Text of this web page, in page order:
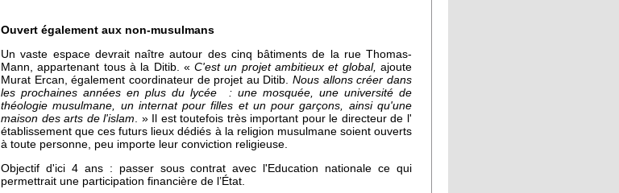
Ouvert également aux non-musulmans
Un vaste espace devrait naître autour des cinq bâtiments de la rue Thomas-
Mann, appartenant tous à la Ditib. «C'est un projet ambitieux et global, ajoute
Murat Ercan, également coordinateur de projet au Ditib.Nous allons créer dans
les prochaines années en plus du lycée : une mosquée, une université de
théologie musulmane, un internat pour filles et un pour garçons, ainsi qu'une
maison des arts de l'islam . » Il est toutefois très important pour le directeur de l'
établissement que ces futurs lieux dédiés à la religion musulmane soient ouverts
à toute personne, peu importe leur conviction religieuse.
Objectif d'ici 4 ans : passer sous contrat avec l'Education nationale ce qui
permettrait une participation financière de l’État.